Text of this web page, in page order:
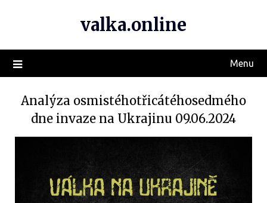
valka.online
Menu
Analýza osmistéhotřicátéhosedmého
dne invaze na Ukrajinu 09.06.2024